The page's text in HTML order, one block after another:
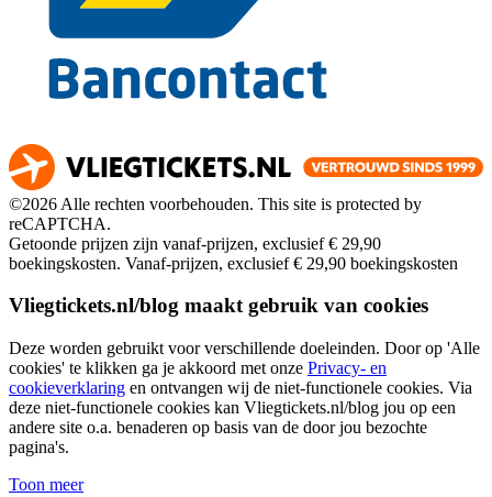
©2026 Alle rechten voorbehouden. This site is protected by
reCAPTCHA.
Getoonde prijzen zijn vanaf-prijzen, exclusief € 29,90
boekingskosten. Vanaf-prijzen, exclusief € 29,90 boekingskosten
Vliegtickets.nl/blog maakt gebruik van cookies
Deze worden gebruikt voor verschillende doeleinden. Door op 'Alle
cookies' te klikken ga je akkoord met onze Privacy- en
cookieverklaring en ontvangen wij de niet-functionele cookies. Via
deze niet-functionele cookies kan Vliegtickets.nl/blog jou op een
andere site o.a. benaderen op basis van de door jou bezochte
pagina's.
Toon meer